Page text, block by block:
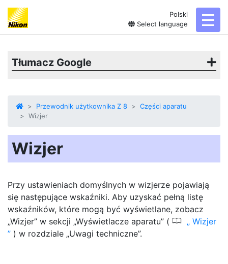
Polski
Select language
Tłumacz Google
Przewodnik użytkownika Z 8
Części aparatu
Wizjer
Wizjer
Przy ustawieniach domyślnych w wizjerze pojawiają
się następujące wskaźniki. Aby uzyskać pełną listę
wskaźników, które mogą być wyświetlane, zobacz
„Wizjer” w sekcji „Wyświetlacze aparatu” ( 0
Wizjer
) w rozdziale „Uwagi techniczne”.